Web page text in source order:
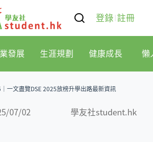
登錄 註冊
發展 生涯規劃 健康成長 懶
一文盡覽DSE 2025放榜升學出路最新資訊
07/02 學友社student.hk